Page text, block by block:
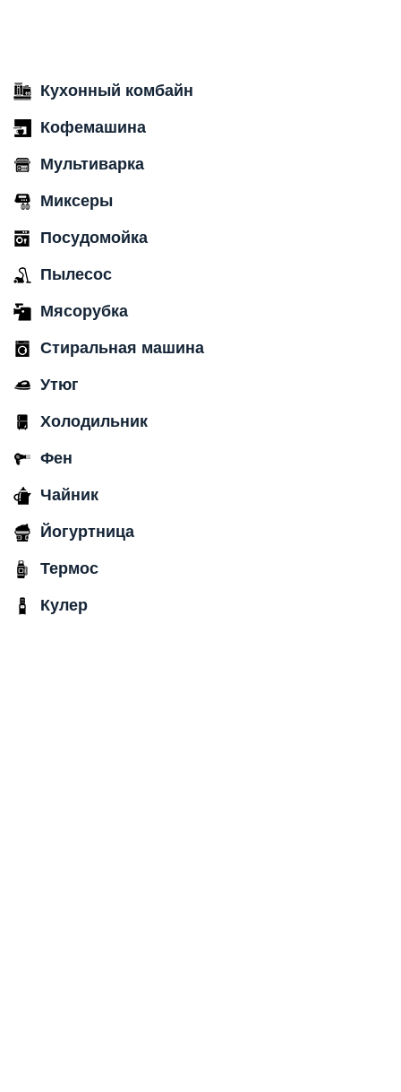
Кухонный комбайн
Кофемашина
Мультиварка
Миксеры
Посудомойка
Пылесос
Мясорубка
Стиральная машина
Утюг
Холодильник
Фен
Чайник
Йогуртница
Термос
Кулер